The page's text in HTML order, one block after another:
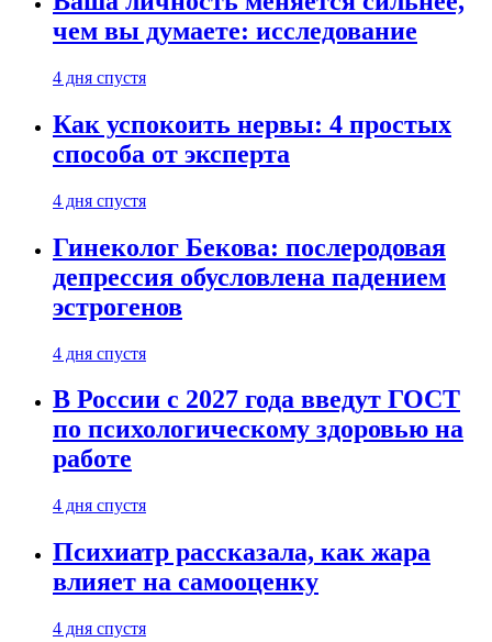
чем вы думаете: исследование
4 дня спустя
Как успокоить нервы: 4 простых
способа от эксперта
4 дня спустя
Гинеколог Бекова: послеродовая
депрессия обусловлена падением
эстрогенов
4 дня спустя
В России с 2027 года введут ГОСТ
по психологическому здоровью на
работе
4 дня спустя
Психиатр рассказала, как жара
влияет на самооценку
4 дня спустя